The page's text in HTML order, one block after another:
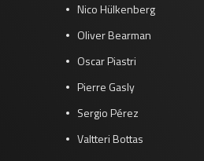
Nico Hülkenberg
Oliver Bearman
Oscar Piastri
Pierre Gasly
Sergio Pérez
Valtteri Bottas